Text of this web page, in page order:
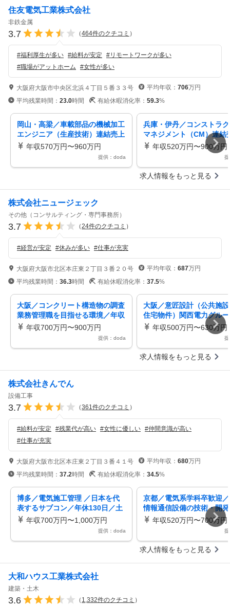
住友電気工業株式会社
非鉄金属
3.7 （464件のクチコミ ）
#福利厚生が多い #給料が安定 #リモートワークが多い
#職場がアットホーム #女性が多い
大阪府大阪市中央区北浜４丁目５番３３号 平均年収： 706万円
平均残業時間： 23.0時間 有給休暇消化率： 59.3%
岡山・高梁／車載部品の機械加工
エンジニア（生産技術）連結売上
5兆円超えメーカー
年収570万円〜960万円
提供：doda
兵庫・伊丹／コンストラ
マネジメント（CM）連結
円超えメーカー／年休120
年収520万円〜900万円
求人情報をもっと見る
株式会社ニュージェック
その他（コンサルティング・専門事務所）
3.7 （24件のクチコミ ）
#経営が安定 #休みが多い #仕事が充実
大阪府大阪市北区本庄東２丁目３番２０号 平均年収： 687万円
平均残業時間： 36.3時間 有給休暇消化率： 37.5%
大阪／コンクリート構造物の調査
業務管理職を目指せる環境／年収
700万～／関西電力G／年休122
年収700万円〜900万円
提供：doda
大阪／意匠設計（公共施
住宅物件）関西電力グル
日祝／完全週休二日制／
年収500万円〜630万円
求人情報をもっと見る
株式会社きんでん
設備工事
3.7 （361件のクチコミ ）
#給料が安定 #残業代が高い #女性に優しい #仲間意識が高い
#仕事が充実
大阪府大阪市北区本庄東２丁目３番４１号 平均年収： 680万円
平均残業時間： 37.2時間 有給休暇消化率： 34.5%
博多／電気施工管理 ／日本を代
表するサブコン／年休130日／土
日祝休／リモート・直行直帰可
年収700万円〜1,000万円
提供：doda
京都／電気系学科卒歓迎
情報通信設備の技術・開
プライム上場／年休130日
年収520万円〜700万円
求人情報をもっと見る
大和ハウス工業株式会社
建築・土木
3.6 （ 1,332件のクチコミ ）